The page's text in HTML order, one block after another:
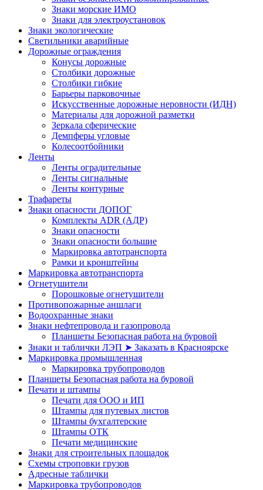
Знаки морские ИМО
Знаки для электроустановок
Знаки экологические
Светильники аварийные
Дорожные ограждения
Конусы дорожные
Столбики дорожные
Столбики гибкие
Барьеры парковочные
Искусственные дорожные неровности (ИДН)
Материалы для дорожной разметки
Зеркала сферические
Демпферы угловые
Колесоотбойники
Ленты
Ленты оградительные
Ленты сигнальные
Ленты контурные
Трафареты
Знаки опасности ДОПОГ
Комплекты ADR (АДР)
Знаки опасности
Знаки опасности большие
Маркировка автотранспорта
Рамки и кронштейны
Маркировка автотранспорта
Огнетушители
Порошковые огнетушители
Противопожарные аншлаги
Водоохранные знаки
Знаки нефтепровода и газопровода
Планшеты Безопасная работа на буровой
Знаки и таблички ЛЭП ➤ Заказать в Красноярске
Маркировка промышленная
Маркировка трубопроводов
Планшеты Безопасная работа на буровой
Печати и штампы
Печати для ООО и ИП
Штампы для путевых листов
Штампы бухгалтерские
Штампы ОТК
Печати медицинские
Знаки для строительных площадок
Схемы строповки грузов
Адресные таблички
Маркировка трубопроводов